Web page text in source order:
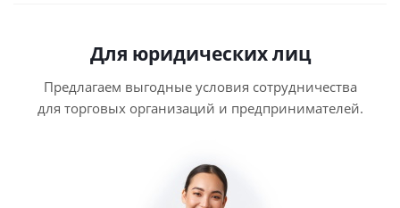
Для юридических лиц
Предлагаем выгодные условия сотрудничества
для торговых организаций и предпринимателей.